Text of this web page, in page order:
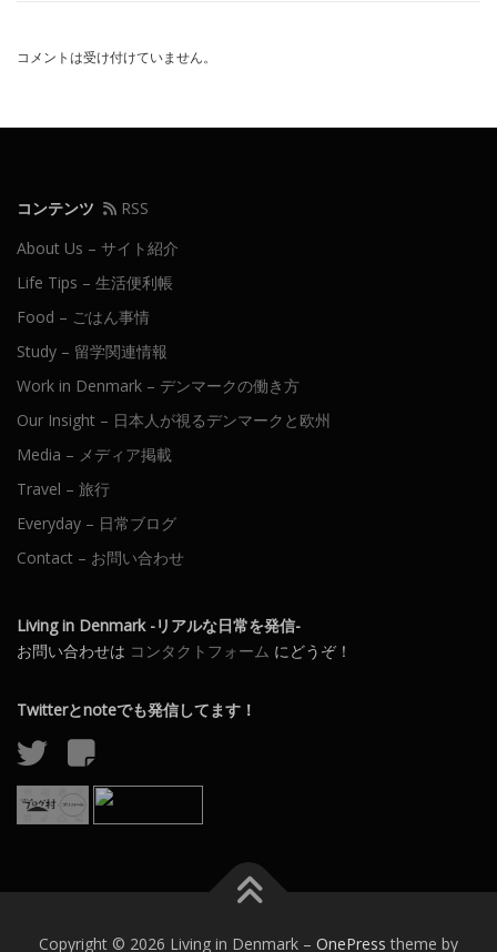
コメントは受け付けていません。
コンテンツ
RSS
About Us – サイト紹介
Life Tips – 生活便利帳
Food – ごはん事情
Study – 留学関連情報
Work in Denmark – デンマークの働き方
Our Insight – 日本人が視るデンマークと欧州
Media – メディア掲載
Travel – 旅行
Everyday – 日常ブログ
Contact – お問い合わせ
Living in Denmark -リアルな日常を発信-
お問い合わせは コンタクトフォーム にどうぞ！
Twitterとnoteでも発信してます！
Copyright © 2026 Living in Denmark – OnePress theme by